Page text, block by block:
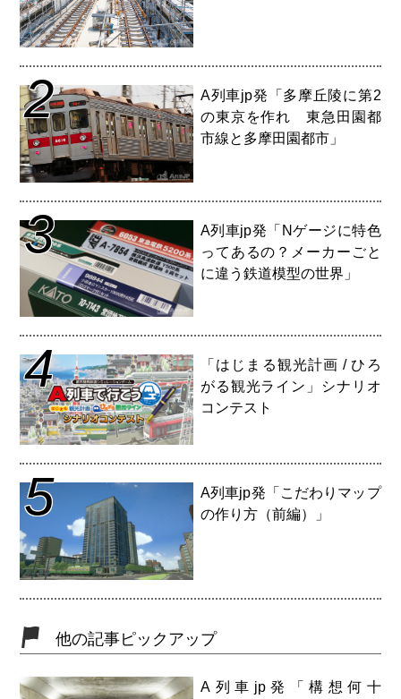
2
A列車jp発「多摩丘陵に第2
の東京を作れ 東急田園都
市線と多摩田園都市」
3
A列車jp発「Nゲージに特色
ってあるの？メーカーごと
に違う鉄道模型の世界」
4
「はじまる観光計画 / ひろ
がる観光ライン」シナリオ
コンテスト
5
A列車jp発「こだわりマップ
の作り方（前編）」
他の記事ピックアップ
A列車jp発「構想何十